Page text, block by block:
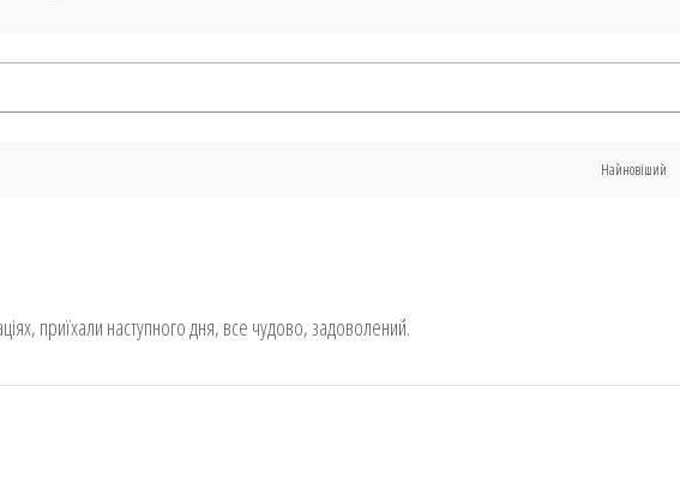
приїхали наступного дня, все чудово, задоволений.